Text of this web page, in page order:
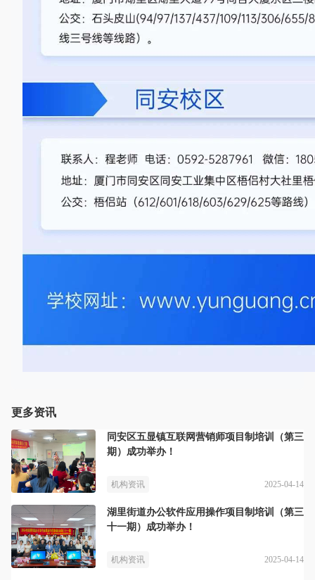
更多资讯
同安区五显镇互联网营销师项目制培训（第三
期）成功举办！
机构资讯 2025-04-14
湖里街道办公软件应用操作项目制培训（第三
十一期）成功举办！
机构资讯 2025-04-14